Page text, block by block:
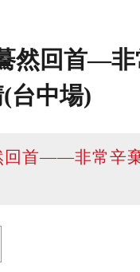
然回首—
台中場)
回首——非常辛